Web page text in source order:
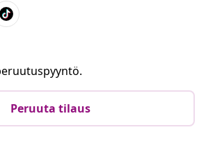
Peruuta tilaus